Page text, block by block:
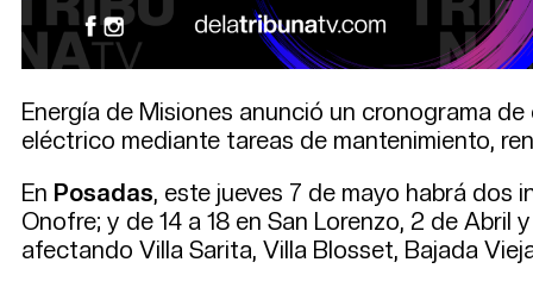
Energía de Misiones anunció un cronograma
eléctrico mediante tareas de mantenimiento,
En Posadas, este jueves 7 de mayo habrá dos
Onofre; y de 14 a 18 en San Lorenzo, 2 de
afectando Villa Sarita, Villa Blosset, Bajada